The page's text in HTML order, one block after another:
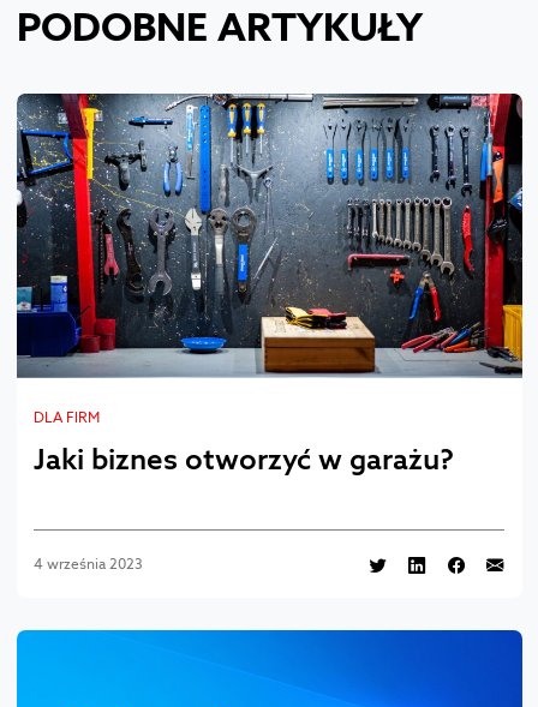
PODOBNE ARTYKUŁY
DLA FIRM
Jaki biznes otworzyć w garażu?
4 września 2023